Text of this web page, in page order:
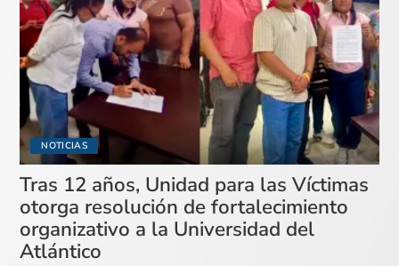
NOTICIAS
Tras 12 años, Unidad para las Víctimas
otorga resolución de fortalecimiento
organizativo a la Universidad del
Atlántico